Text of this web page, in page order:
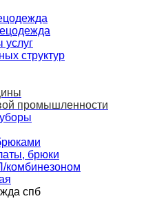
структур
промышленности
брюки
комбинезоном